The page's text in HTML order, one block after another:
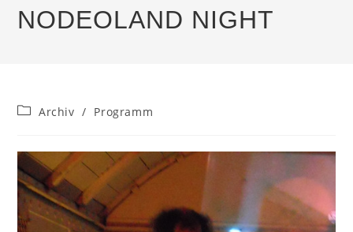
NODEOLAND NIGHT
Beitrags-
Archiv / Programm